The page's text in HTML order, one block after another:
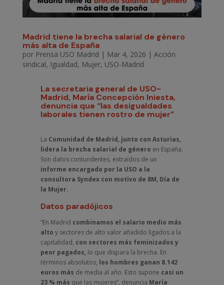
Madrid tiene la brecha salarial de género
más alta de España
por Prensa USO Madrid | Mar 4, 2026 | Acción
sindical, Igualdad, Mujer, USO-Madrid
La secretaria general de USO-
Madrid, María Concepción Iniesta,
denuncia que “las desigualdades
laborales tienen rostro de mujer”
La Comunidad de Madrid, junto con Asturias,
lidera la brecha salarial de género en España.
Son datos contundentes, extraídos de un
informe encargado por la USO a la
consultora Syndex con motivo de 8M, Día de
la Mujer.
Datos paradójicos
“En Madrid combinamos el salario medio más
alto y sectores de alto valor añadido ligados a la
capitalidad, con sectores más feminizados y
peor pagados,lo que dispara la brecha. En
términos absolutos, los hombres ganan 8.142
euros más de media al año. Esto supone casi un
23 % más que las mujeres”, denuncia María